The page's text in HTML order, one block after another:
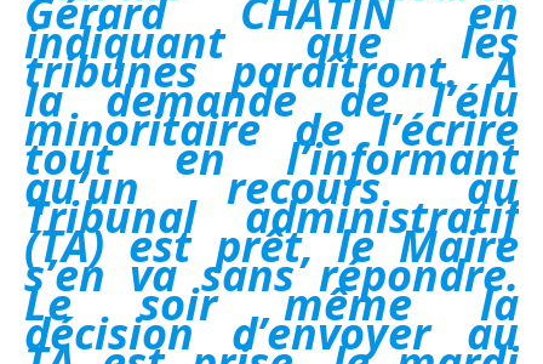
Gérard CHATIN en
indiquant que les
tribunes paraîtront. A
la demande de l’élu
minoritaire de l’écrire
tout en l’informant
qu’un recours au
Tribunal administratif
(TA) est prêt, le Maire
s’en va sans répondre.
Le soir même la
décision d’envoyer au